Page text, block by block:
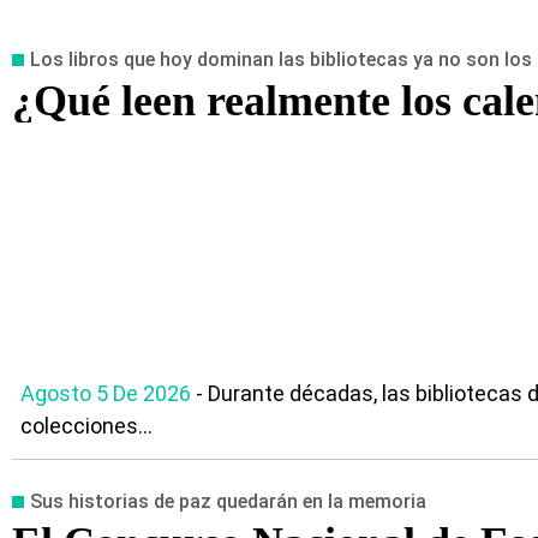
Los libros que hoy dominan las bibliotecas ya no son
¿Qué leen realmente los
Agosto 5 De 2026 - Durante décadas, las
colecciones...
Sus historias de paz quedarán en la memoria